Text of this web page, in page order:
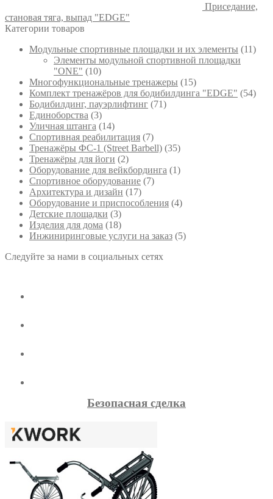
Приседание,
становая тяга, выпад "EDGE"
Категории товаров
Модульные спортивные площадки и их элементы (11)
Элементы модульной спортивной площадки
"ONE" (10)
Многофункциональные тренажеры (15)
Комплект тренажёров для бодибилдинга "EDGE" (54)
Бодибилдинг, пауэрлифтинг (71)
Единоборства (3)
Уличная штанга (14)
Спортивная реабилитация (7)
Тренажёры ФС-1 (Street Barbell) (35)
Тренажёры для йоги (2)
Оборудование для вейкбординга (1)
Спортивное оборудование (7)
Архитектура и дизайн (17)
Оборудование и приспособления (4)
Детские площадки (3)
Изделия для дома (18)
Инжиниринговые услуги на заказ (5)
Следуйте за нами в социальных сетях
Безопасная сделка